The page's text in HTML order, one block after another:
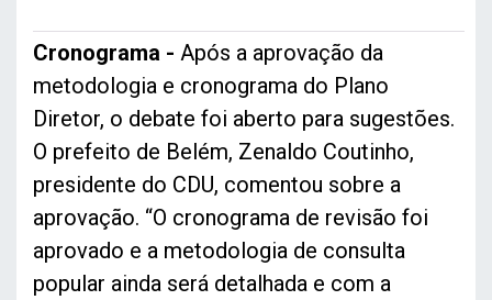
Cronograma - Após a aprovação da
metodologia e cronograma do Plano
Diretor, o debate foi aberto para sugestões.
O prefeito de Belém, Zenaldo Coutinho,
presidente do CDU, comentou sobre a
aprovação. “O cronograma de revisão foi
aprovado e a metodologia de consulta
popular ainda será detalhada e com a